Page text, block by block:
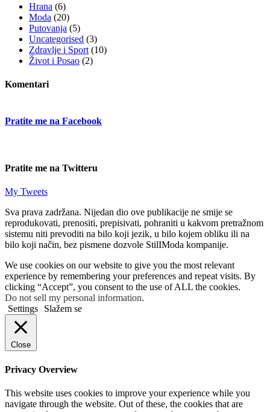
Hrana (6)
Moda (20)
Putovanja (5)
Uncategorised (3)
Zdravlje i Sport (10)
Život i Posao (2)
Komentari
Pratite me na Facebook
Pratite me na Twitteru
My Tweets
Sva prava zadržana. Nijedan dio ove publikacije ne smije se
reprodukovati, prenositi, prepisivati, pohraniti u kakvom pretražnom
sistemu niti prevoditi na bilo koji jezik, u bilo kojem obliku ili na
bilo koji način, bez pismene dozvole StilIModa kompanije.
We use cookies on our website to give you the most relevant
experience by remembering your preferences and repeat visits. By
clicking “Accept”, you consent to the use of ALL the cookies.
Do not sell my personal information.
Settings
Slažem se
Close
Privacy Overview
This website uses cookies to improve your experience while you
navigate through the website. Out of these, the cookies that are